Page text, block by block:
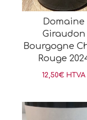
Domaine
Giraudon
Bourgogne
Rouge
12,50€ HTVA